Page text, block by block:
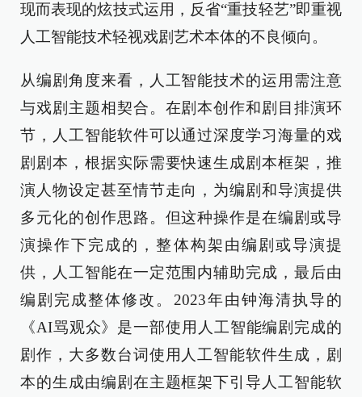
现而表现的炫技式运用，反省“重技轻艺”即重视
人工智能技术轻视戏剧艺术本体的不良倾向。
从编剧角度来看，人工智能技术的运用需注意
与戏剧主题相契合。在剧本创作和剧目排演环
节，人工智能软件可以通过深度学习海量的戏
剧剧本，根据实际需要快速生成剧本框架，推
演人物设定甚至情节走向，为编剧和导演提供
多元化的创作思路。但这种操作是在编剧或导
演操作下完成的，整体构架由编剧或导演提
供，人工智能在一定范围内辅助完成，最后由
编剧完成整体修改。2023年由钟海清执导的
《AI骂观众》是一部使用人工智能编剧完成的
剧作，大多数台词使用人工智能软件生成，剧
本的生成由编剧在主题框架下引导人工智能软